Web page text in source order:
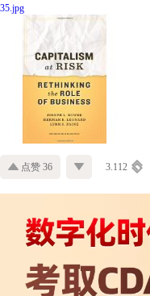
35.jpg
点赞 36 3.112